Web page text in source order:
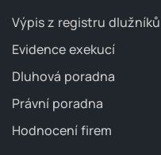
Výpis z registru dlužníků
Evidence exekucí
Dluhová poradna
Právní poradna
Hodnocení firem